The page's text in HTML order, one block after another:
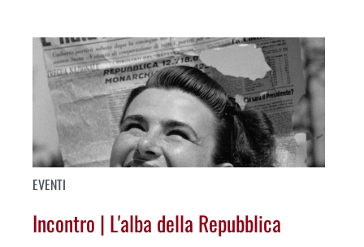
EVENTI
Incontro | L'alba della Repubblica